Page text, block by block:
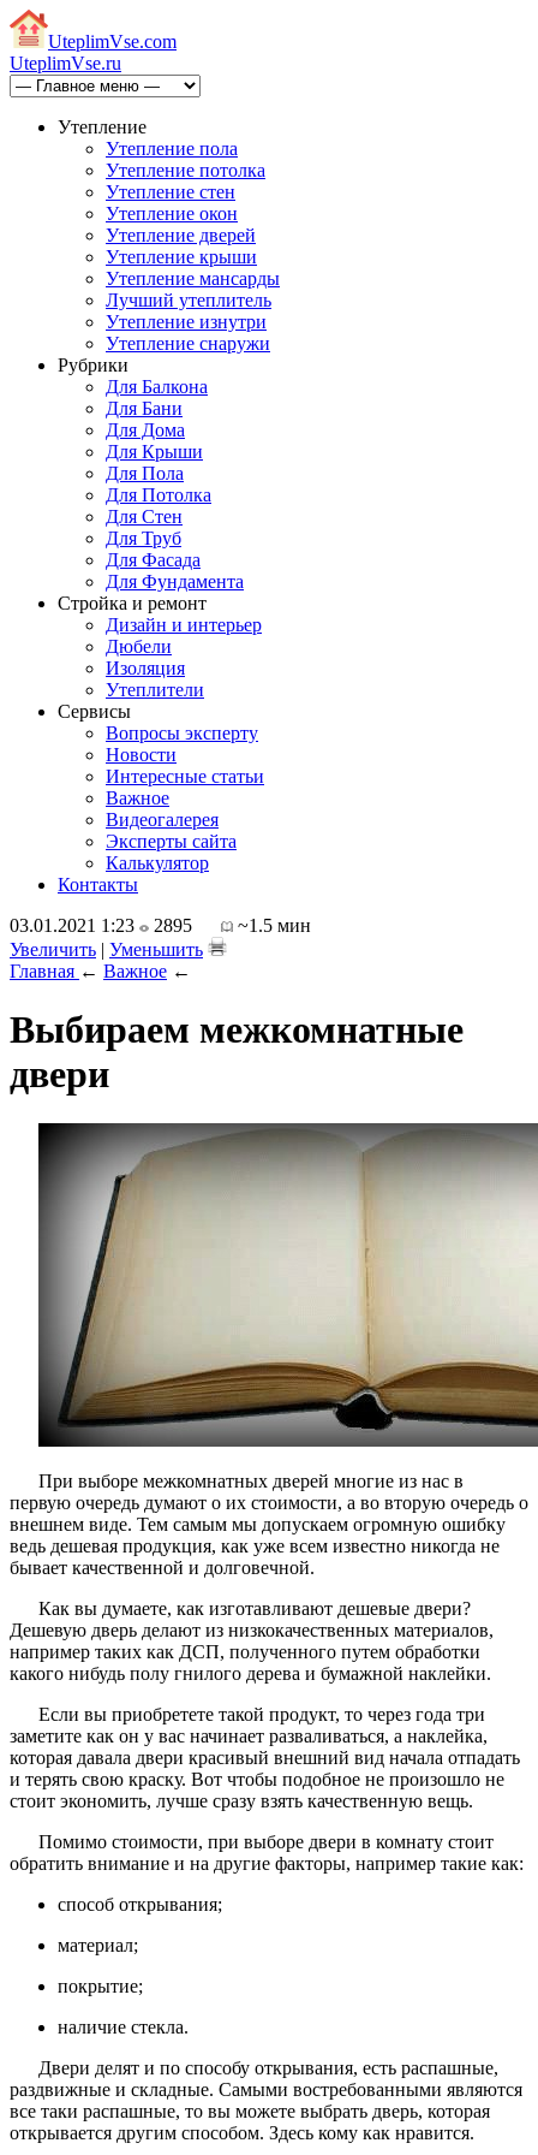
UteplimVse.com
UteplimVse.ru
Утепление
Утепление пола
Утепление потолка
Утепление стен
Утепление окон
Утепление дверей
Утепление крыши
Утепление мансарды
Лучший утеплитель
Утепление изнутри
Утепление снаружи
Рубрики
Для Балкона
Для Бани
Для Дома
Для Крыши
Для Пола
Для Потолка
Для Стен
Для Труб
Для Фасада
Для Фундамента
Стройка и ремонт
Дизайн и интерьер
Дюбели
Изоляция
Утеплители
Сервисы
Вопросы эксперту
Новости
Интересные статьи
Важное
Видеогалерея
Эксперты сайта
Калькулятор
Контакты
03.01.2021 1:23
2895
~1.5 мин
Увеличить | Уменьшить
Главная ← Важное ←
Выбираем межкомнатные
двери
При выборе межкомнатных дверей многие из нас в
первую очередь думают о их стоимости, а во вторую очередь о
внешнем виде. Тем самым мы допускаем огромную ошибку
ведь дешевая продукция, как уже всем известно никогда не
бывает качественной и долговечной.
Как вы думаете, как изготавливают дешевые двери?
Дешевую дверь делают из низкокачественных материалов,
например таких как ДСП, полученного путем обработки
какого нибудь полу гнилого дерева и бумажной наклейки.
Если вы приобретете такой продукт, то через года три
заметите как он у вас начинает разваливаться, а наклейка,
которая давала двери красивый внешний вид начала отпадать
и терять свою краску. Вот чтобы подобное не произошло не
стоит экономить, лучше сразу взять качественную вещь.
Помимо стоимости, при выборе двери в комнату стоит
обратить внимание и на другие факторы, например такие как:
способ открывания;
материал;
покрытие;
наличие стекла.
Двери делят и по способу открывания, есть распашные,
раздвижные и складные. Самыми востребованными являются
все таки распашные, то вы можете выбрать дверь, которая
открывается другим способом. Здесь кому как нравится.